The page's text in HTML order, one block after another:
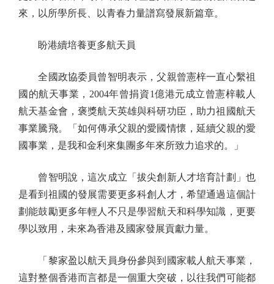
來，以所學所長、以青春力量譜寫發展新篇章。
盼港續培養更多航天員
全國政協委員曾智明表示，父親曾憲梓一直心繫祖
國的航天事業，2004年曾捐資1億港元成立曾憲梓載人
航天基金會，褒獎航天英雄與科研功臣，助力祖國航天
事業騰飛。「如何傳承父親的愛國情懷，延續父親的愛
國事業，是我和金利來集團多年來所致力追求的。」
曾智明說，這次成立「拔尖創新人才培育計劃」也
是看到祖國的發展需要更多科創人才，希望通過這個計
劃能鼓勵更多年輕人不只是學習航天和科學知識，更要
學以致用，未來為香港及國家發展貢獻力量。
「黎家盈以航天員身份參與到國家載人航天事業，
這對整個香港而言都是一個重大突破，以往我們可能都